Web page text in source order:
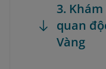
3.
quan
Vàng